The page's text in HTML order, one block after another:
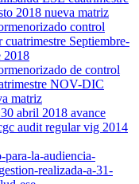
2018 nueva matriz
control
cuatrimestre Septiembre-
2018
de control
NOV-DIC
matriz
abril 2018 avance
audit regular vig 2014
la-audiencia-
realizada-a-31-